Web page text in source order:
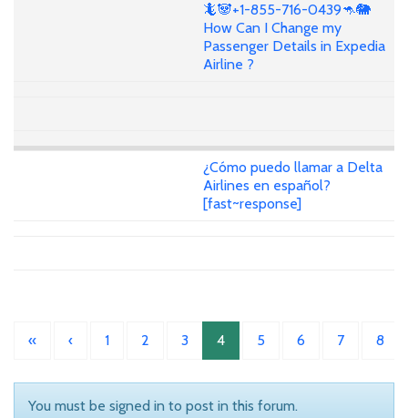
🦎🐼+1-855-716-0439🦘🐘
How Can I Change my
Passenger Details in Expedia
Airline ?
¿Cómo puedo llamar a Delta
Airlines en español?
[fast~response]
« ‹ 1 2 3 4 5 6 7 8
You must be signed in to post in this forum.